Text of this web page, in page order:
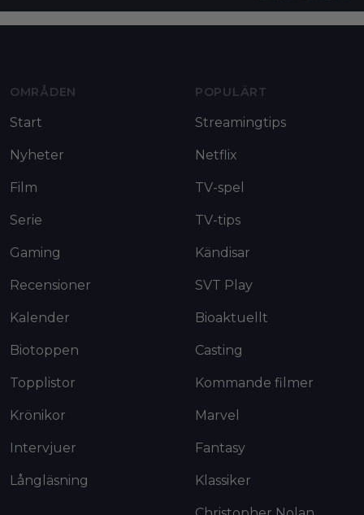
OMRÅDEN
Start
Nyheter
Film
Serie
Gaming
Recensioner
Kalender
Biotoppen
Topplistor
Krönikor
Intervjuer
Långläsning
POPULÄRT
Streamingtips
Netflix
TV-spel
TV-tips
Kändisar
SVT Play
Bioaktuellt
Casting
Kommande filmer
Marvel
Fantasy
Klassiker